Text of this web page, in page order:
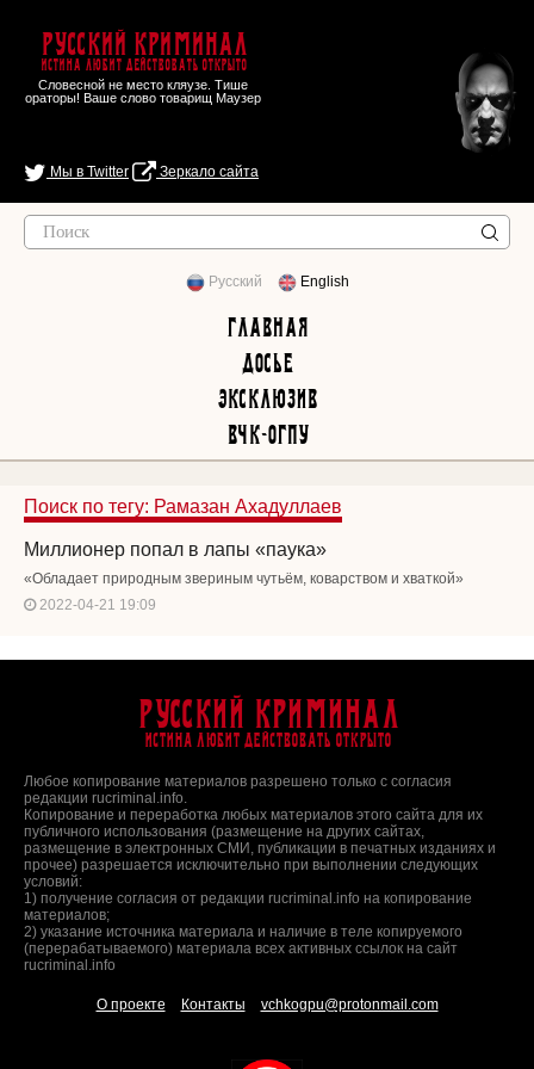
Русский Криминал
Истина любит действовать открыто
Словесной не место кляузе. Тише
ораторы! Ваше слово товарищ Маузер
Мы в Twitter Зеркало сайта
Русский English
Главная
Досье
Эксклюзив
ВЧК-ОГПУ
Поиск по тегу: Рамазан Ахадуллаев
Миллионер попал в лапы «паука»
«Обладает природным звериным чутьём, коварством и хваткой»
2022-04-21 19:09
Русский Криминал
Истина любит действовать открыто
Любое копирование материалов разрешено только с согласия
редакции rucriminal.info.
Копирование и переработка любых материалов этого сайта для их
публичного использования (размещение на других сайтах,
размещение в электронных СМИ, публикации в печатных изданиях и
прочее) разрешается исключительно при выполнении следующих
условий:
1) получение согласия от редакции rucriminal.info на копирование
материалов;
2) указание источника материала и наличие в теле копируемого
(перерабатываемого) материала всех активных ссылок на сайт
rucriminal.info
О проекте Контакты vchkogpu@protonmail.com